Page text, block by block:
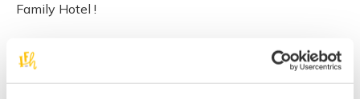
Family Hotel !